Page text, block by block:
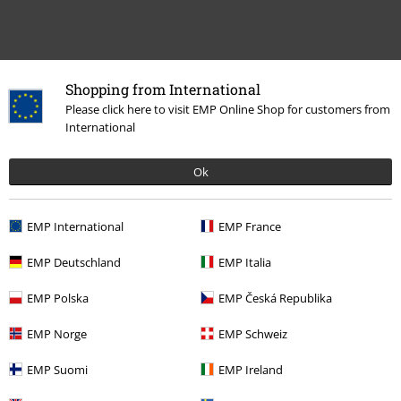
Shopping from International
Please click here to visit EMP Online Shop for customers from
International
Ok
EMP International EMP France
EMP Deutschland EMP Italia
EMP Polska EMP Česká Republika
EMP Norge EMP Schweiz
EMP Suomi EMP Ireland
Meer categorieën. Meer opties.
Kleding T-shirts en tops
Stijlen Rockwear Rockwear mannen
Stijlen Basics
Stijlen Rockwear T-shirts en tops T-shirts